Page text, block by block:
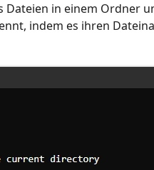
in einem Ordner
indem es ihren